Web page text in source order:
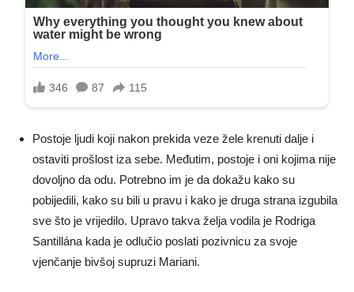
Postoje ljudi koji nakon prekida veze žele krenuti dalje i
ostaviti prošlost iza sebe. Međutim, postoje i oni kojima nije
dovoljno da odu. Potrebno im je da dokažu kako su
pobijedili, kako su bili u pravu i kako je druga strana izgubila
sve što je vrijedilo. Upravo takva želja vodila je Rodriga
Santillána kada je odlučio poslati pozivnicu za svoje
vjenčanje bivšoj supruzi Mariani.